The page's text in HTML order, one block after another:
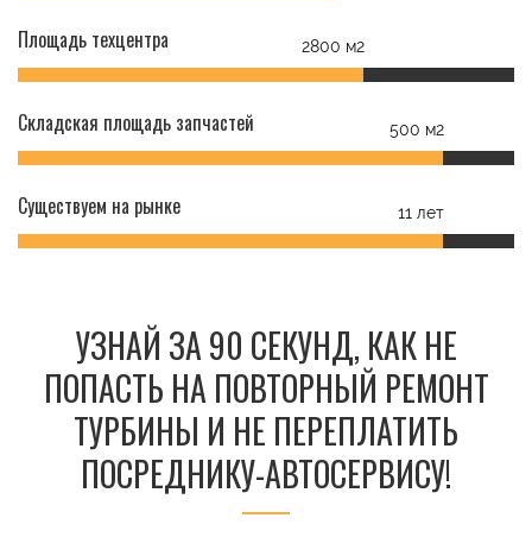
Площадь техцентра 2800 м2
Складская площадь запчастей 500 м2
Существуем на рынке 11 лет
УЗНАЙ ЗА 90 СЕКУНД, КАК НЕ
ПОПАСТЬ НА ПОВТОРНЫЙ РЕМОНТ
ТУРБИНЫ И НЕ ПЕРЕПЛАТИТЬ
ПОСРЕДНИКУ-АВТОСЕРВИСУ!